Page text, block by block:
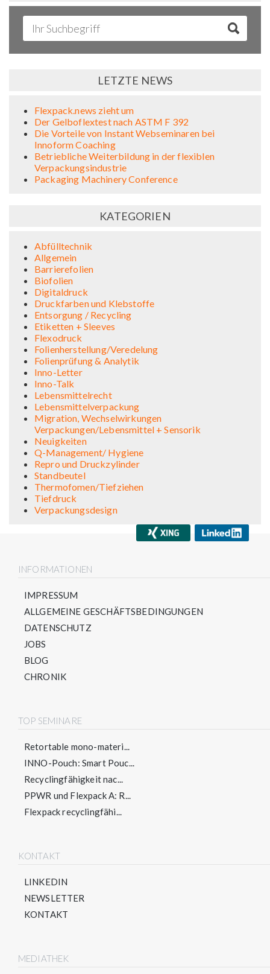
LETZTE NEWS
Flexpack.news zieht um
Der Gelboflextest nach ASTM F 392
Die Vorteile von Instant Webseminaren bei
Innoform Coaching
Betriebliche Weiterbildung in der flexiblen
Verpackungsindustrie
Packaging Machinery Conference
KATEGORIEN
Abfülltechnik
Allgemein
Barrierefolien
Biofolien
Digitaldruck
Druckfarben und Klebstoffe
Entsorgung / Recycling
Etiketten + Sleeves
Flexodruck
Folienherstellung/Veredelung
Folienprüfung & Analytik
Inno-Letter
Inno-Talk
Lebensmittelrecht
Lebensmittelverpackung
Migration, Wechselwirkungen
Verpackungen/Lebensmittel + Sensorik
Neuigkeiten
Q-Management/ Hygiene
Repro und Druckzylinder
Standbeutel
Thermofomen/Tiefziehen
Tiefdruck
Verpackungsdesign
INFORMATIONEN
IMPRESSUM
ALLGEMEINE GESCHÄFTSBEDINGUNGEN
DATENSCHUTZ
JOBS
BLOG
CHRONIK
TOP SEMINARE
Retortable mono-materi...
INNO-Pouch: Smart Pouc...
Recyclingfähigkeit nac...
PPWR und Flexpack A: R...
Flexpack recyclingfähi...
KONTAKT
LINKEDIN
NEWSLETTER
KONTAKT
MEDIATHEK